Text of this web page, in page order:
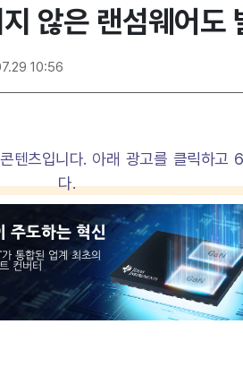
않은 랜섬웨어도
10:56
츠입니다. 아래 광고를 클릭하고
다.